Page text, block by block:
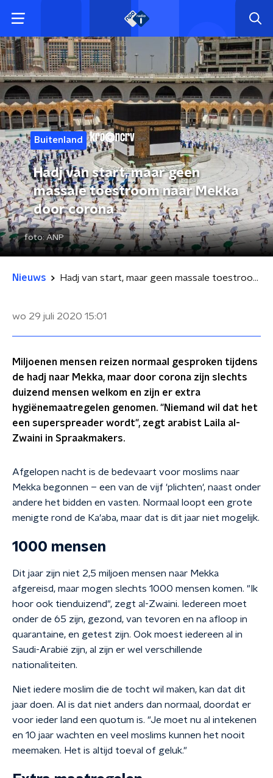
Buitenland
Hadj van start, maar geen
massale toestroom naar Mekka
door corona
foto: ANP
Nieuws Hadj van start, maar geen massale toestroom naar Mekka door corona
wo 29 juli 2020 15:01
Miljoenen mensen reizen normaal gesproken tijdens
de hadj naar Mekka, maar door corona zijn slechts
duizend mensen welkom en zijn er extra
hygiënemaatregelen genomen. "Niemand wil dat het
een superspreader wordt", zegt arabist Laila al-
Zwaini in Spraakmakers.
Afgelopen nacht is de bedevaart voor moslims naar
Mekka begonnen – een van de vijf 'plichten', naast onder
andere het bidden en vasten. Normaal loopt een grote
menigte rond de Ka'aba, maar dat is dit jaar niet mogelijk.
1000 mensen
Dit jaar zijn niet 2,5 miljoen mensen naar Mekka
afgereisd, maar mogen slechts 1000 mensen komen. "Ik
hoor ook tienduizend", zegt al-Zwaini. Iedereen moet
onder de 65 zijn, gezond, van tevoren en na afloop in
quarantaine, en getest zijn. Ook moest iedereen al in
Saudi-Arabië zijn, al zijn er wel verschillende
nationaliteiten.
Niet iedere moslim die de tocht wil maken, kan dat dit
jaar doen. Al is dat niet anders dan normaal, doordat er
voor ieder land een quotum is. "Je moet nu al intekenen
en 10 jaar wachten en veel moslims kunnen het nooit
meemaken. Het is altijd toeval of geluk."